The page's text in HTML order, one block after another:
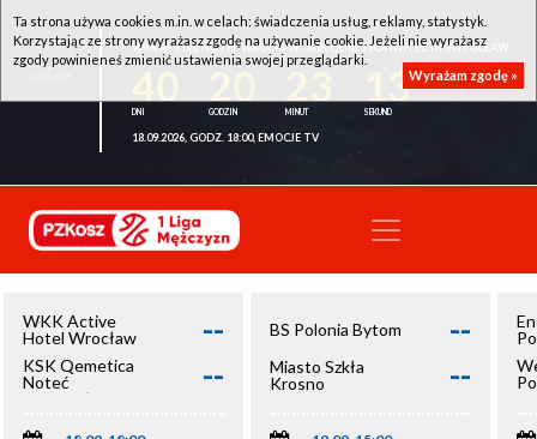
WKK ACTIVE HOTEL WROCŁAW - KSK QEMETICA NOTEĆ INOWROCŁAW
13
18.09.2026, GODZ. 18:00, EMOCJE TV
WKK Active
Hotel Wrocław
--
KSK Qemetica
Noteć
Inowrocław
--
BS Polonia Bytom --
Miasto Szkła
Krosno
--
Ta strona używa cookies m.in. w celach: świadczenia usług, reklamy, statystyk.
Korzystając ze strony wyrażasz zgodę na używanie cookie. Jeżeli nie wyrażasz
zgody powinieneś zmienić ustawienia swojej przeglądarki.
Wyrażam zgodę »